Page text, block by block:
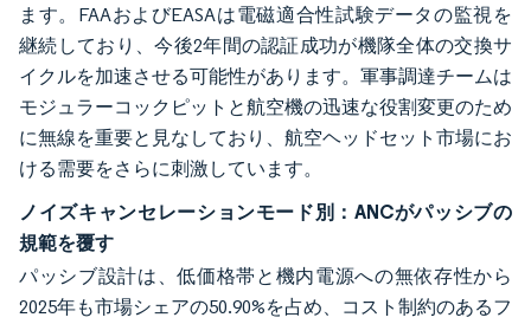
ます。FAAおよびEASAは電磁適合性試験データの監視を
継続しており、今後2年間の認証成功が機隊全体の交換サ
イクルを加速させる可能性があります。軍事調達チームは
モジュラーコックピットと航空機の迅速な役割変更のため
に無線を重要と見なしており、航空ヘッドセット市場にお
ける需要をさらに刺激しています。
ノイズキャンセレーションモード別：ANCがパッシブの
規範を覆す
パッシブ設計は、低価格帯と機内電源への無依存性から
2025年も市場シェアの50.90%を占め、コスト制約のあるフ